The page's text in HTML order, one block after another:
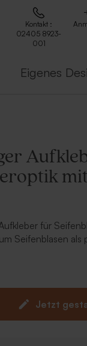
Kontakt :
02405 8923-
001
Eigenes
für
Seifenblasen als
Namen und
zunächst den
Jetzt